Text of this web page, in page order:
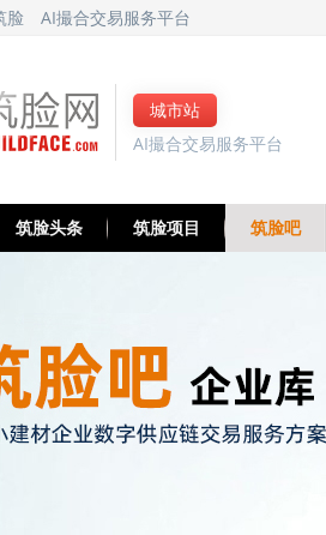
脸 AI撮合交易服务平台
城市站
AI撮合交易服务平台
筑脸头条 筑脸项目 筑脸吧